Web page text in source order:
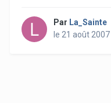
Par La_Sainte
le 21 août 2007